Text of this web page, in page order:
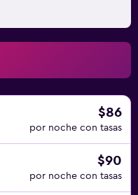
$86
por noche con tasas
$90
por noche con tasas